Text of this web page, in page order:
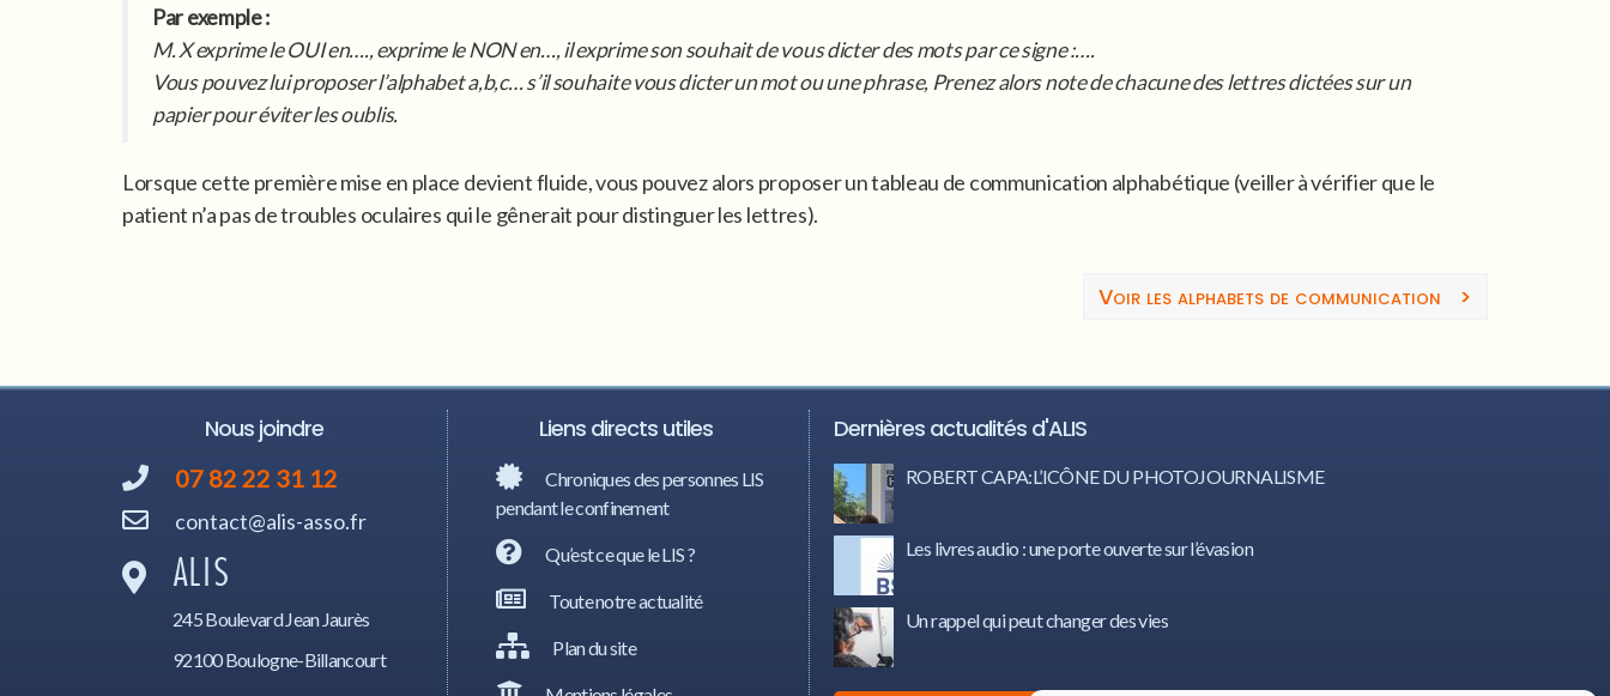
Par exemple :
M. X exprime le OUI en…., exprime le NON en…, il exprime son souhait de vous dicter des mots par ce signe :….
Vous pouvez lui proposer l’alphabet a,b,c… s’il souhaite vous dicter un mot ou une phrase, Prenez alors note de chacune des lettres dictées sur un
papier pour éviter les oublis.
Lorsque cette première mise en place devient fluide, vous pouvez alors proposer un tableau de communication alphabétique (veiller à vérifier que le
patient n’a pas de troubles oculaires qui le gênerait pour distinguer les lettres).
Voir les alphabets de communication >
Nous joindre
07 82 22 31 12
contact@alis-asso.fr
ALIS
245 Boulevard Jean Jaurès
92100 Boulogne-Billancourt
Liens directs utiles
Chroniques des personnes LIS
pendant le confinement
Qu’est ce que le LIS ?
Toute notre actualité
Plan du site
Dernières actualités d'ALIS
ROBERT CAPA:L’ICÔNE DU PHOTOJOURNALISME
Les livres audio : une porte ouverte sur l’évasion
Un rappel qui peut changer des vies